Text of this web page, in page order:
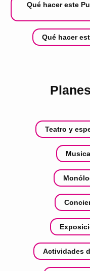
Qué hacer este
Qué hacer
Teatro y
Actividades